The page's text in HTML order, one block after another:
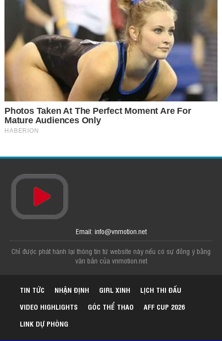
Email: info@vnmotion.net
Chỉ được phát hành lại thông tin từ website này nếu có sự đồng ý bằng
văn bản của vnmotion.net
TIN TỨC NHẬN ĐỊNH GIRL XINH
LỊCH THI ĐẤU
VIDEO HIGHLIGHTS
GÓC THỂ THAO
AFF CUP 2026
LINK DỰ PHÒNG